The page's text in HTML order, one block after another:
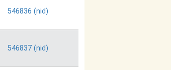
546836 (nid)
546837 (nid)